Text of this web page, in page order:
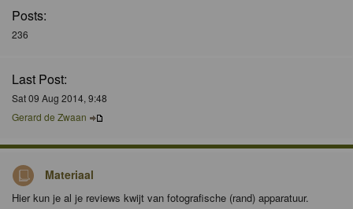
Posts:
236
Last Post:
Sat 09 Aug 2014, 9:48
Gerard de Zwaan
Materiaal
Hier kun je al je reviews kwijt van fotografische (rand) apparatuur.